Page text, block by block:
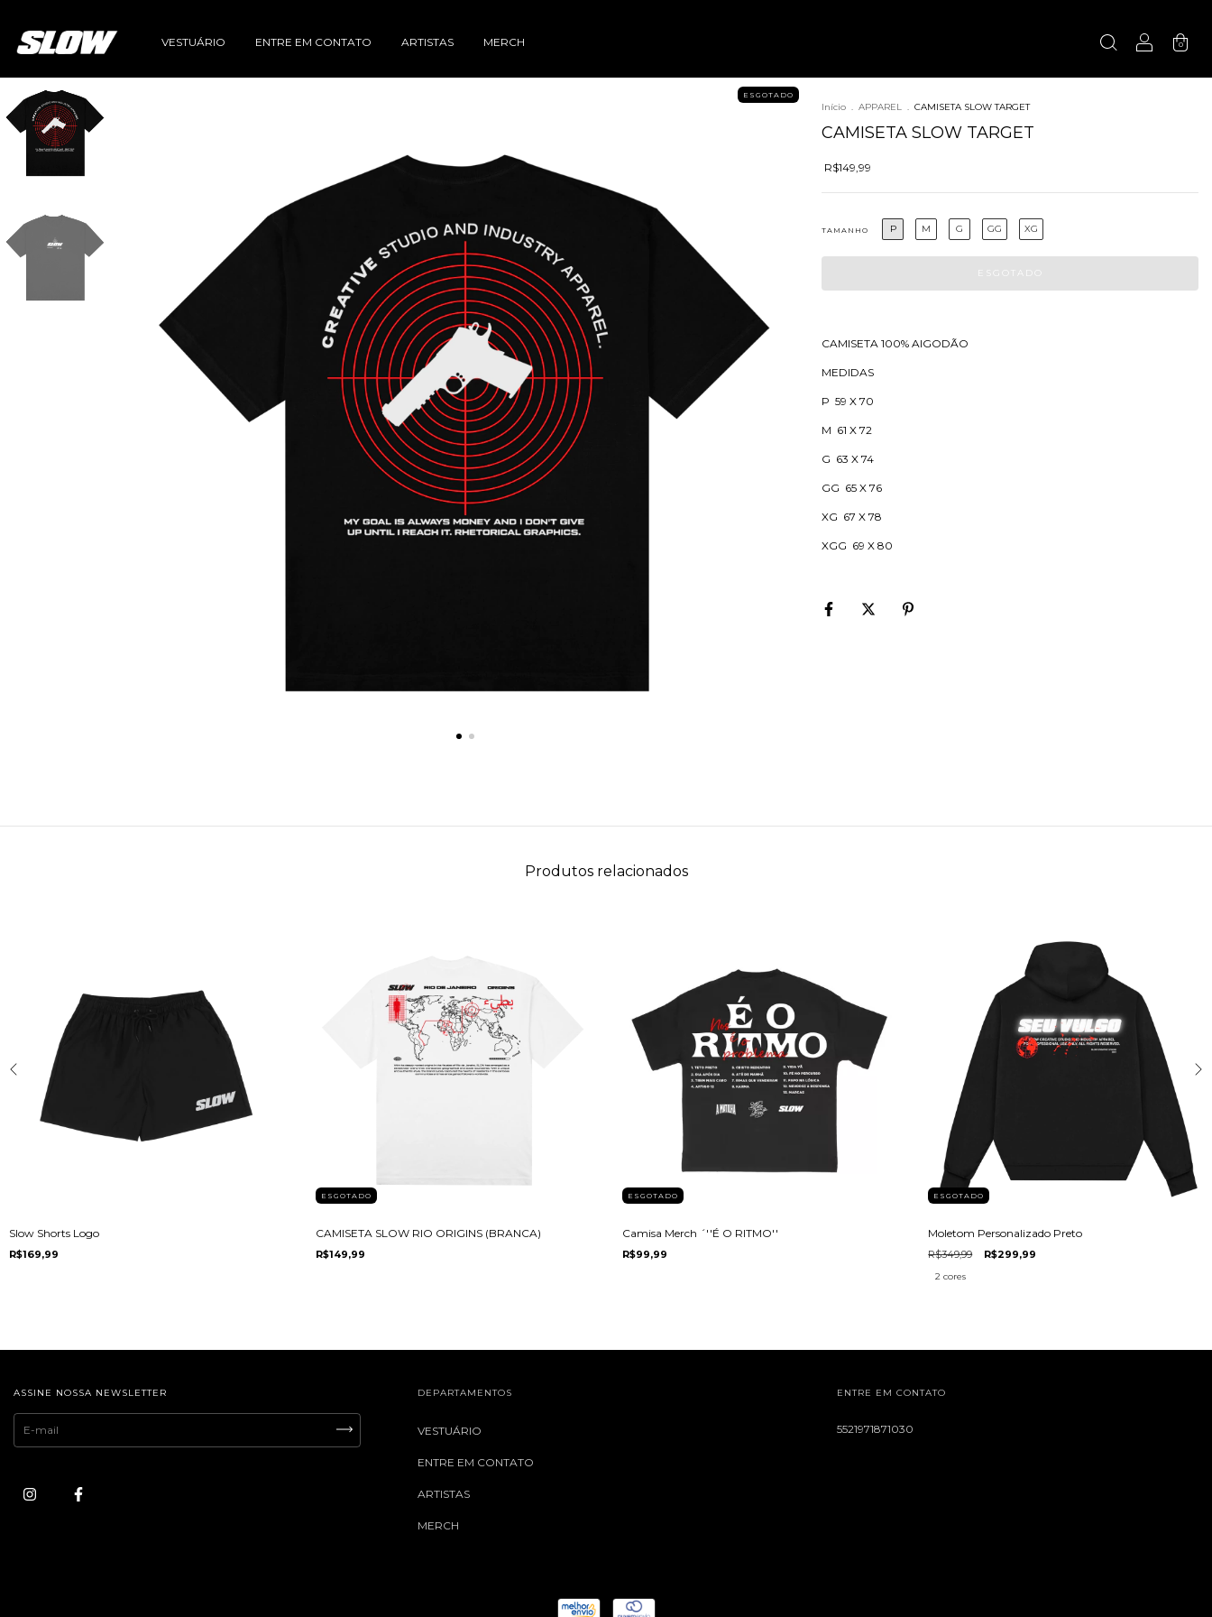
VESTUÁRIO ENTRE EM CONTATO ARTISTAS MERCH 0
ESGOTADO
Início . APPAREL . CAMISETA SLOW TARGET
CAMISETA SLOW TARGET
R$149,99
TAMANHO P M G GG XG
CAMISETA 100% AlGODÃO
MEDIDAS
P 59 X 70
M 61 X 72
G 63 X 74
GG 65 X 76
XG 67 X 78
XGG 69 X 80
Produtos relacionados
Slow Shorts Logo
R$169,99
ESGOTADO
CAMISETA SLOW RIO ORIGINS (BRANCA)
R$149,99
ESGOTADO
Camisa Merch ´''É O RITMO''
R$99,99
ESGOTADO
Moletom Personalizado Preto
R$349,99 R$299,99
2 cores
ASSINE NOSSA NEWSLETTER DEPARTAMENTOS
VESTUÁRIO
ENTRE EM CONTATO
ARTISTAS
MERCH
ENTRE EM CONTATO
5521971871030